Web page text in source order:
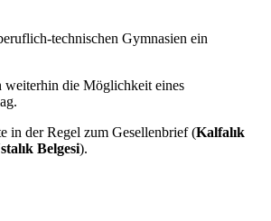
technischen Gymnasien ein
weiterhin die Möglichkeit eines
in der Regel zum Gesellenbrief (Kalfalık
Belgesi).